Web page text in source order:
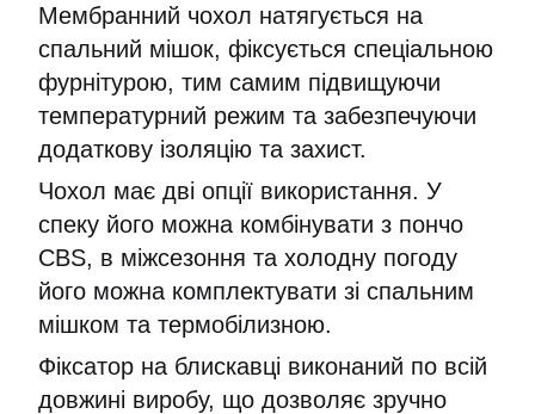
Мембранний чохол натягується на
спальний мішок, фіксується спеціальною
фурнітурою, тим самим підвищуючи
температурний режим та забезпечуючи
додаткову ізоляцію та захист.
Чохол має дві опції використання. У
спеку його можна комбінувати з пончо
CBS, в міжсезоння та холодну погоду
його можна комплектувати зі спальним
мішком та термобілизною.
Фіксатор на блискавці виконаний по всій
довжині виробу, що дозволяє зручно